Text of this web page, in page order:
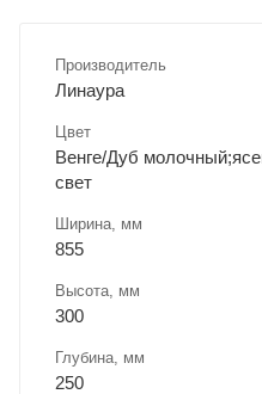
Производитель
Линаура
Цвет
Венге/Дуб
свет
Ширина, мм
855
Высота, мм
300
Глубина, мм
250